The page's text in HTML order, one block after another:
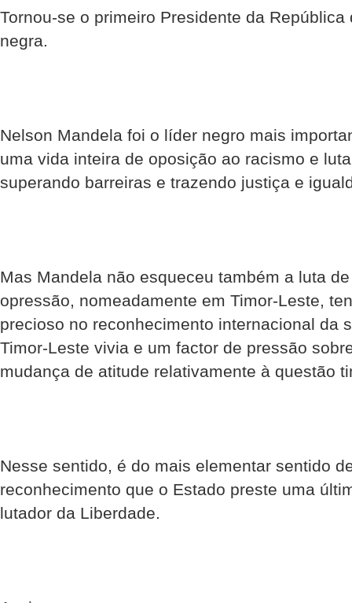
Tornou-se o primeiro Presidente da
negra.
Nelson Mandela foi o líder negro mais
uma vida inteira de oposição ao racismo e
superando barreiras e trazendo justiça e
Mas Mandela não esqueceu também a luta
opressão, nomeadamente em Timor-Leste,
precioso no reconhecimento internacional da
Timor-Leste vivia e um factor de pressão
mudança de atitude relativamente à questão
Nesse sentido, é do mais elementar sentido
reconhecimento que o Estado preste uma
lutador da Liberdade.